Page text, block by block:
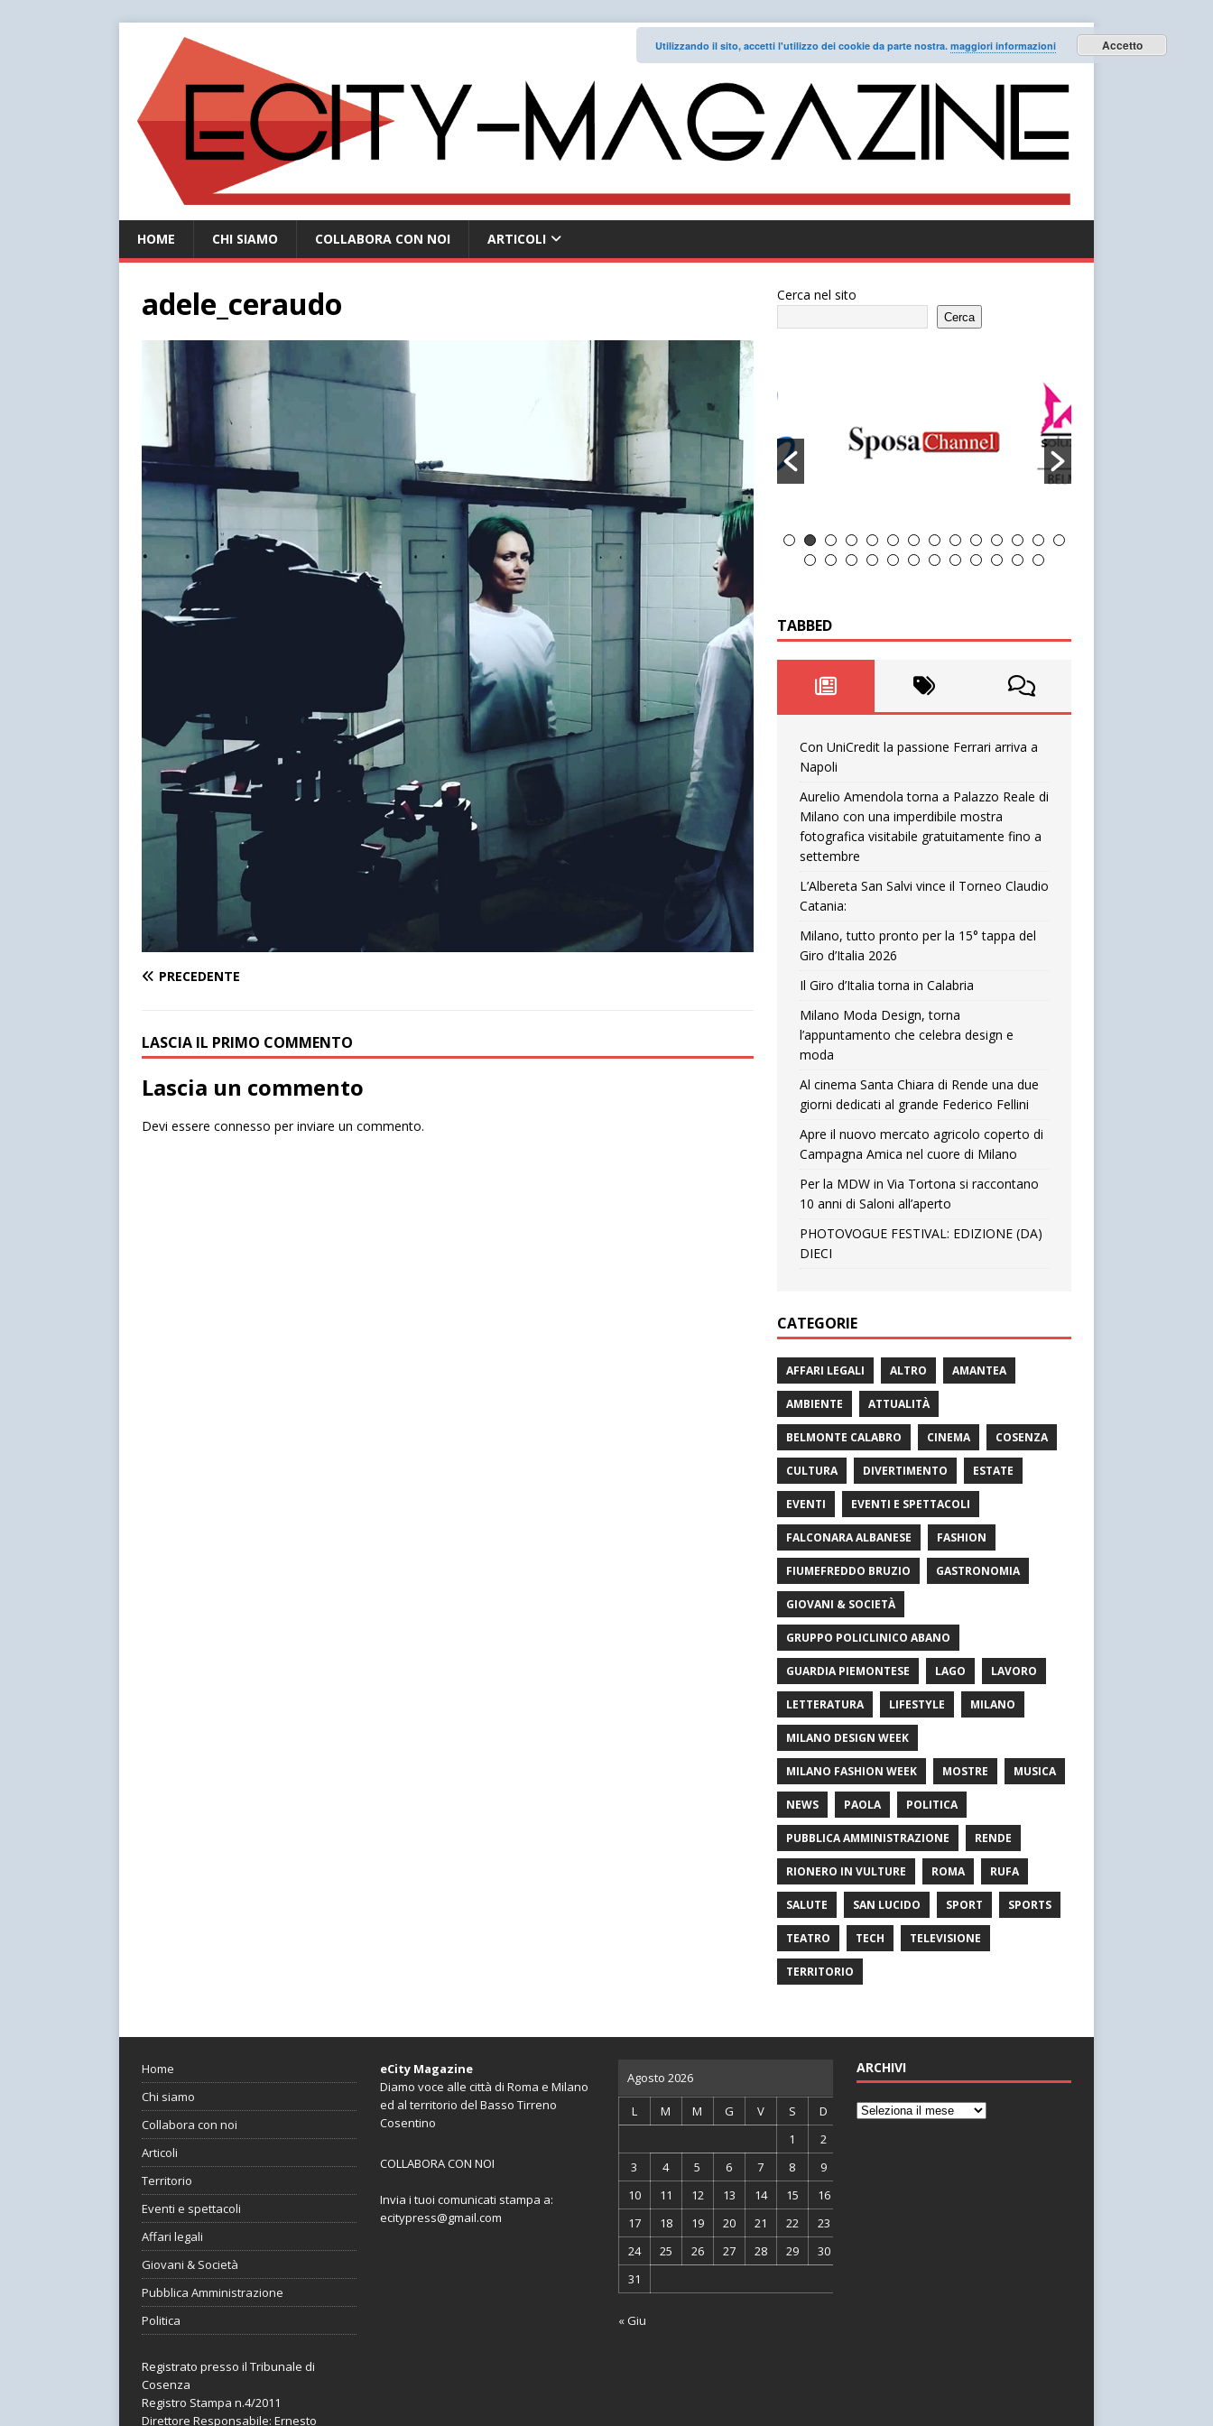
HOME CHI SIAMO COLLABORA CON NOI ARTICOLI
adele_ceraudo
PRECEDENTE
LASCIA IL PRIMO COMMENTO
Lascia un commento
Devi essere connesso per inviare un commento.
Cerca nel sito
Cerca
TABBED
Con UniCredit la passione Ferrari arriva a
Napoli
Aurelio Amendola torna a Palazzo Reale di
Milano con una imperdibile mostra
fotografica visitabile gratuitamente fino a
settembre
L’Albereta San Salvi vince il Torneo Claudio
Catania:
Milano, tutto pronto per la 15° tappa del
Giro d’Italia 2026
Il Giro d’Italia torna in Calabria
Milano Moda Design, torna
l’appuntamento che celebra design e
moda
Al cinema Santa Chiara di Rende una due
giorni dedicati al grande Federico Fellini
Apre il nuovo mercato agricolo coperto di
Campagna Amica nel cuore di Milano
Per la MDW in Via Tortona si raccontano
10 anni di Saloni all’aperto
PHOTOVOGUE FESTIVAL: EDIZIONE (DA)
DIECI
CATEGORIE
AFFARI LEGALI ALTRO AMANTEA
AMBIENTE ATTUALITÀ
BELMONTE CALABRO CINEMA COSENZA
CULTURA DIVERTIMENTO ESTATE
EVENTI EVENTI E SPETTACOLI
FALCONARA ALBANESE FASHION
FIUMEFREDDO BRUZIO GASTRONOMIA
GIOVANI & SOCIETÀ
GRUPPO POLICLINICO ABANO
GUARDIA PIEMONTESE LAGO LAVORO
LETTERATURA LIFESTYLE MILANO
MILANO DESIGN WEEK
MILANO FASHION WEEK MOSTRE MUSICA
NEWS PAOLA POLITICA
PUBBLICA AMMINISTRAZIONE RENDE
RIONERO IN VULTURE ROMA RUFA
SALUTE SAN LUCIDO SPORT SPORTS
TEATRO TECH TELEVISIONE
TERRITORIO
Home
Chi siamo
Collabora con noi
Articoli
Territorio
Eventi e spettacoli
Affari legali
Giovani & Società
Pubblica Amministrazione
Politica
Registrato presso il Tribunale di
Cosenza
Registro Stampa n.4/2011
Direttore Responsabile: Ernesto
eCity Magazine
Diamo voce alle città di Roma e Milano
ed al territorio del Basso Tirreno
Cosentino
COLLABORA CON NOI
Invia i tuoi comunicati stampa a:
ecitypress@gmail.com
Agosto 2026
L M M G V S
D
1
2
3
4 5 6 7 8
9
10
11 12 13 14 15
16
17
18 19 20 21 22
23
24
25 26 27 28 29
30
31
« Giu
ARCHIVI
Utilizzando il sito, accetti l'utilizzo dei cookie da parte nostra. maggiori informazioni Accetto